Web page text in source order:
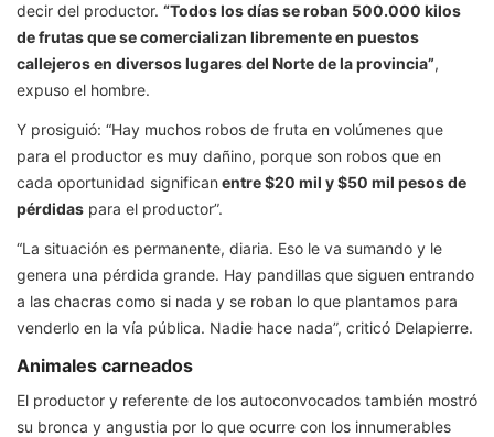
decir del productor. “Todos los días se roban 500.000 kilos
de frutas que se comercializan libremente en puestos
callejeros en diversos lugares del Norte de la provincia”,
expuso el hombre.
Y prosiguió: “Hay muchos robos de fruta en volúmenes que
para el productor es muy dañino, porque son robos que en
cada oportunidad significan entre $20 mil y $50 mil pesos de
pérdidas para el productor”.
“La situación es permanente, diaria. Eso le va sumando y le
genera una pérdida grande. Hay pandillas que siguen entrando
a las chacras como si nada y se roban lo que plantamos para
venderlo en la vía pública. Nadie hace nada”, criticó Delapierre.
Animales carneados
El productor y referente de los autoconvocados también mostró
su bronca y angustia por lo que ocurre con los innumerables